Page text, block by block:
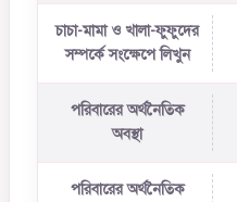
চাচা-মামা ও খালা-ফুফুদের
সম্পর্কে সংক্ষেপে লিখুন
পরিবারের অর্থনৈতিক
অবস্থা
পরিবারের অর্থনৈতিক